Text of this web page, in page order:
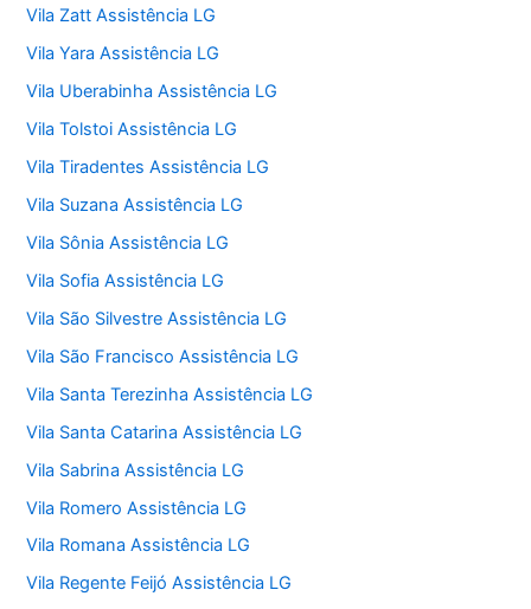
Vila Zatt Assistência LG
Vila Yara Assistência LG
Vila Uberabinha Assistência LG
Vila Tolstoi Assistência LG
Vila Tiradentes Assistência LG
Vila Suzana Assistência LG
Vila Sônia Assistência LG
Vila Sofia Assistência LG
Vila São Silvestre Assistência LG
Vila São Francisco Assistência LG
Vila Santa Terezinha Assistência LG
Vila Santa Catarina Assistência LG
Vila Sabrina Assistência LG
Vila Romero Assistência LG
Vila Romana Assistência LG
Vila Regente Feijó Assistência LG